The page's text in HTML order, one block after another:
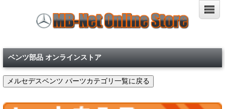
ベンツ部品 オンラインストア